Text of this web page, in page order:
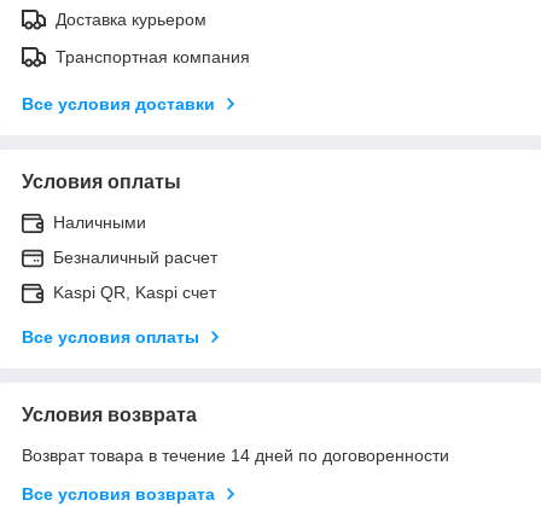
Доставка курьером
Транспортная компания
Все условия доставки
Условия оплаты
Наличными
Безналичный расчет
Kaspi QR, Kaspi счет
Все условия оплаты
Условия возврата
Возврат товара в течение 14 дней по договоренности
Все условия возврата